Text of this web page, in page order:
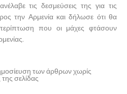
τις δεσμεύσεις της για τις
την Αρμενία και δήλωσε ότι θα
που οι μάχες φτάσουν
των άρθρων χωρίς
σελίδας